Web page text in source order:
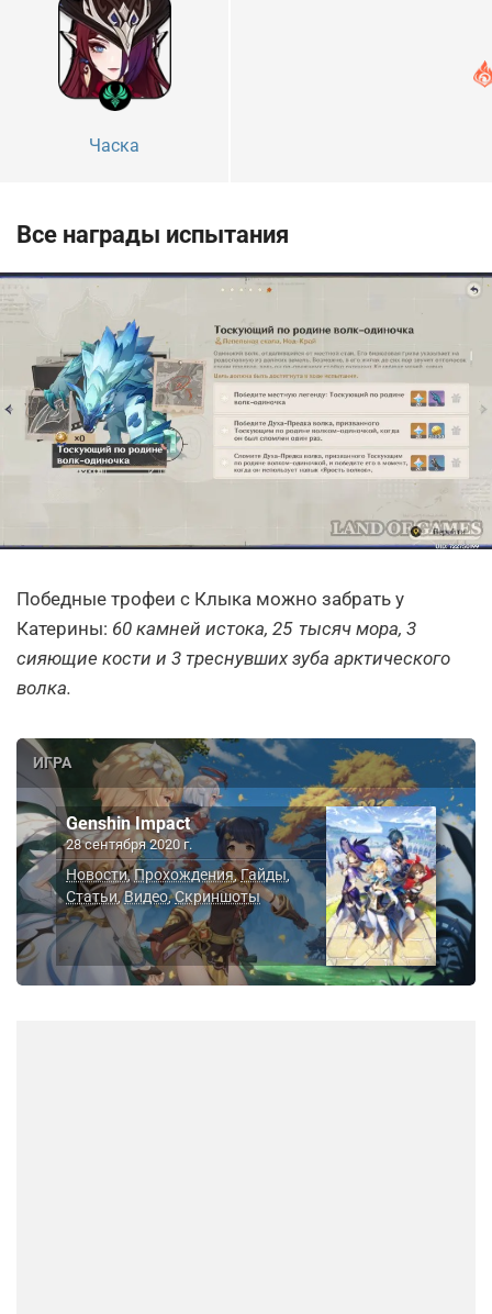
Часка
Все награды испытания
Победные трофеи с Клыка можно забрать у
Катерины: 60 камней истока, 25 тысяч мора, 3
сияющие кости и 3 треснувших зуба арктического
волка.
ИГРА
Genshin Impact
28 сентября 2020 г.
Новости,Прохождения,Гайды,
Статьи,Видео,Скриншоты